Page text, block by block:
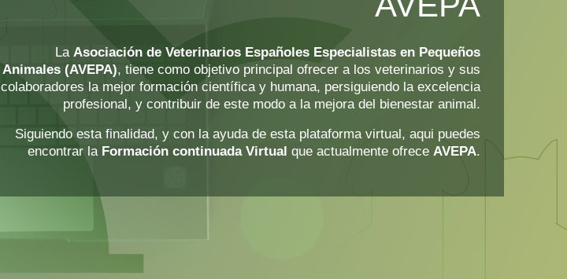
La Asociación de Veterinarios Españoles Especialistas en Pequeños
Animales (AVEPA), tiene como objetivo principal ofrecer a los veterinarios y sus
colaboradores la mejor formación científica y humana, persiguiendo la excelencia
profesional, y contribuir de este modo a la mejora del bienestar animal.
Siguiendo esta finalidad, y con la ayuda de esta plataforma virtual, aqui puedes
encontrar la Formación continuada Virtual que actualmente ofrece AVEPA.